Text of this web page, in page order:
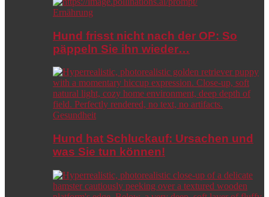
Ernährung
Hund frisst nicht nach der OP: So
päppeln Sie ihn wieder…
Gesundheit
Hund hat Schluckauf: Ursachen und
was Sie tun können!